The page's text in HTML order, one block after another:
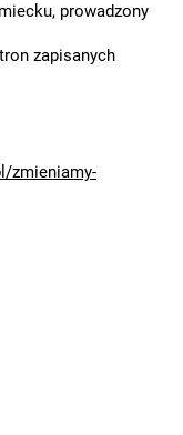
prowadzony
zapisanych
zmieniamy-